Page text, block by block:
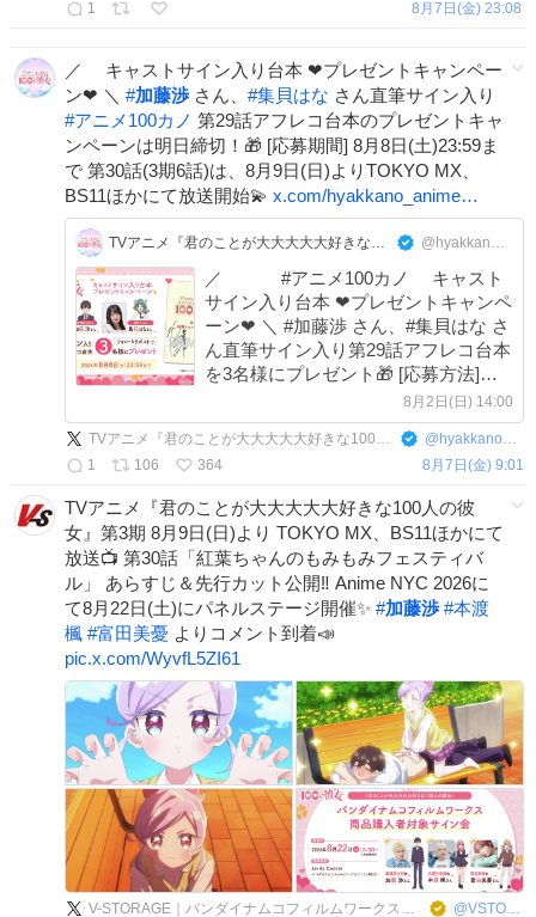
1
8月7日(金) 23:08
／ キャストサイン入り台本 ❤プレゼントキャンペー
ン❤ ＼ #加藤渉さん、 #集貝はな さん直筆サイン入り
#アニメ100カノ 第29話アフレコ台本のプレゼントキャ
ンペーンは明日締切！🎁 [応募期間] 8月8日(土)23:59ま
で 第30話(3期6話)は、8月9日(日)よりTOKYO MX、
BS11ほかにて放送開始💫 x.com/hyakkano_anime…
TVアニメ『君のことが大大大大大好きな100人の彼女』公式 @hyakkano_anime
／ #アニメ100カノ キャスト
サイン入り台本 ❤プレゼントキャンペ
ーン❤ ＼ #加藤渉 さん、#集貝はな さ
ん直筆サイン入り第29話アフレコ台本
を3名様にプレゼント🎁 [応募方法]
①@hyakkano_animeをフォロー ②本
投稿をリポスト 詳細こちら
hyakkano.com/news/post-221/
8月2日(日) 14:00
TVアニメ『君のことが大大大大大好きな100人の彼女』公式 @ hyakkano_anime
1
106 364 8月7日(金) 9:01
TVアニメ『君のことが大大大大大好きな100人の彼
女』第3期 8月9日(日)より TOKYO MX、BS11ほかにて
放送📺 第30話「紅葉ちゃんのもみもみフェスティバ
ル」 あらすじ＆先行カット公開‼ Anime NYC 2026に
て8月22日(土)にパネルステージ開催✨ #加藤渉 #本渡
楓 #富田美憂 よりコメント到着📣
pic.x.com/WyvfL5ZI61
V-STORAGE｜バンダイナムコフィルムワークス公式作品情報サイト @VSTORAGE